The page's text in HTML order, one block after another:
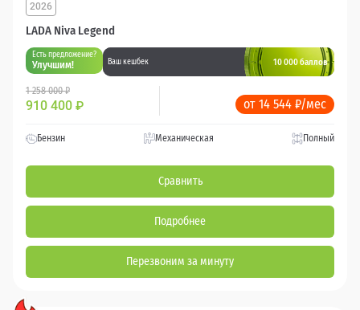
LADA Niva Legend
2026
Есть предложение?
Улучшим! Ваш кешбек 10 000 баллов
1 258 000 ₽
910 400 ₽ от 14 544 ₽/мес
Бензин Механическая Полный
Сравнить
Подробнее
Перезвоним за минуту